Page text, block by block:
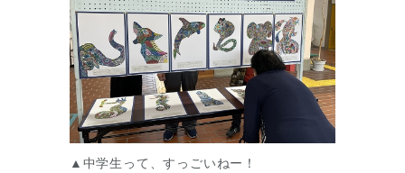
▲中学生って、すっごいねー！